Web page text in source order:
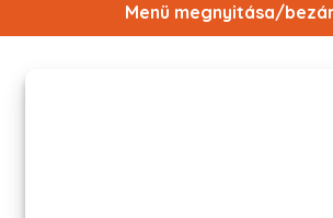
Menü megnyitása/